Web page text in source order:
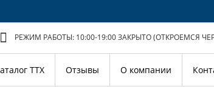
РЕЖИМ РАБОТЫ: 10:00-19:00ЗАКРЫТО (ОТКРОЕМСЯ
ТТХ Отзывы О компании